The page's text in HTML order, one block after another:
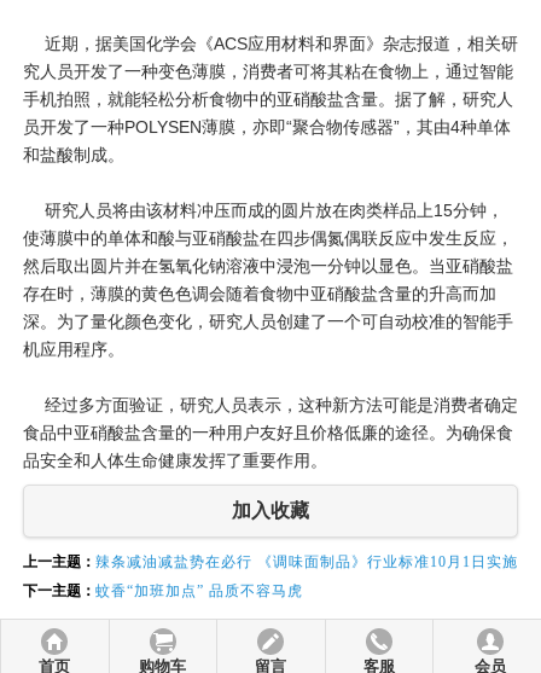
近期，据美国化学会《ACS应用材料和界面》杂志报道，相关研
究人员开发了一种变色薄膜，消费者可将其粘在食物上，通过智能
手机拍照，就能轻松分析食物中的亚硝酸盐含量。据了解，研究人
员开发了一种POLYSEN薄膜，亦即“聚合物传感器”，其由4种单体
和盐酸制成。
研究人员将由该材料冲压而成的圆片放在肉类样品上15分钟，
使薄膜中的单体和酸与亚硝酸盐在四步偶氮偶联反应中发生反应，
然后取出圆片并在氢氧化钠溶液中浸泡一分钟以显色。当亚硝酸盐
存在时，薄膜的黄色色调会随着食物中亚硝酸盐含量的升高而加
深。为了量化颜色变化，研究人员创建了一个可自动校准的智能手
机应用程序。
经过多方面验证，研究人员表示，这种新方法可能是消费者确定
食品中亚硝酸盐含量的一种用户友好且价格低廉的途径。为确保食
品安全和人体生命健康发挥了重要作用。
加入收藏
上一主题： 辣条减油减盐势在必行 《调味面制品》行业标准10月1日实施
下一主题： 蚊香“加班加点” 品质不容马虎
首页 购物车 留言 客服 会员